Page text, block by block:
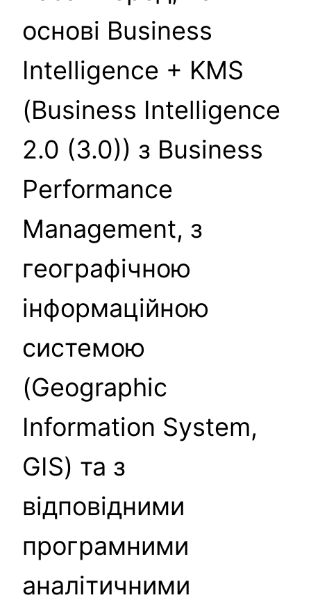
основі Business
Intelligence + KMS
(Business Intelligence
2.0 (3.0)) з Business
Performance
Management, з
географічною
інформаційною
системою
(Geographic
Information System,
GIS) та з
відповідними
програмними
аналітичними